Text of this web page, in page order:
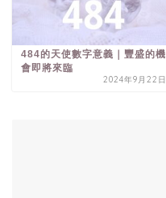
484的天使數字意義｜豐盛的機
會即將來臨
2024年9月22日